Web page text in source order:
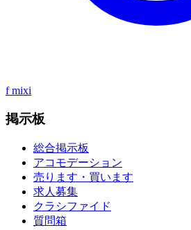
f mixi
掲示板
総合掲示板
アコモデーション
売ります・買います
求人募集
クラシファイド
質問箱